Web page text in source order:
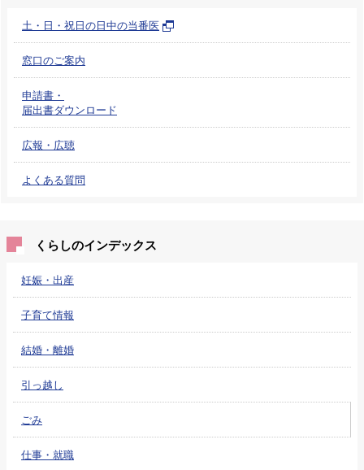
土・日・祝日の日中の当番医
窓口のご案内
申請書・
届出書ダウンロード
広報・広聴
よくある質問
くらしのインデックス
妊娠・出産
子育て情報
結婚・離婚
引っ越し
ごみ
仕事・就職